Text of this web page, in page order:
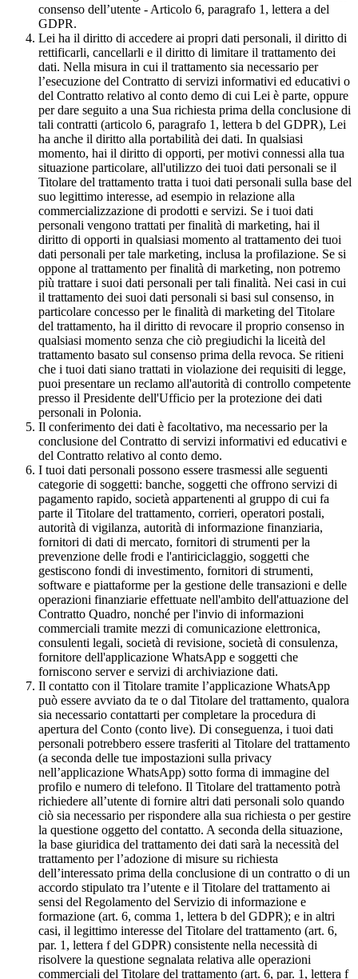
consenso dell’utente - Articolo 6, paragrafo 1, lettera a del
GDPR.
Lei ha il diritto di accedere ai propri dati personali, il diritto di
rettificarli, cancellarli e il diritto di limitare il trattamento dei
dati. Nella misura in cui il trattamento sia necessario per
l’esecuzione del Contratto di servizi informativi ed educativi o
del Contratto relativo al conto demo di cui Lei è parte, oppure
per dare seguito a una Sua richiesta prima della conclusione di
tali contratti (articolo 6, paragrafo 1, lettera b del GDPR), Lei
ha anche il diritto alla portabilità dei dati. In qualsiasi
momento, hai il diritto di opporti, per motivi connessi alla tua
situazione particolare, all'utilizzo dei tuoi dati personali se il
Titolare del trattamento tratta i tuoi dati personali sulla base del
suo legittimo interesse, ad esempio in relazione alla
commercializzazione di prodotti e servizi. Se i tuoi dati
personali vengono trattati per finalità di marketing, hai il
diritto di opporti in qualsiasi momento al trattamento dei tuoi
dati personali per tale marketing, inclusa la profilazione. Se si
oppone al trattamento per finalità di marketing, non potremo
più trattare i suoi dati personali per tali finalità. Nei casi in cui
il trattamento dei suoi dati personali si basi sul consenso, in
particolare concesso per le finalità di marketing del Titolare
del trattamento, ha il diritto di revocare il proprio consenso in
qualsiasi momento senza che ciò pregiudichi la liceità del
trattamento basato sul consenso prima della revoca. Se ritieni
che i tuoi dati siano trattati in violazione dei requisiti di legge,
puoi presentare un reclamo all'autorità di controllo competente
presso il Presidente dell'Ufficio per la protezione dei dati
personali in Polonia.
Il conferimento dei dati è facoltativo, ma necessario per la
conclusione del Contratto di servizi informativi ed educativi e
del Contratto relativo al conto demo.
I tuoi dati personali possono essere trasmessi alle seguenti
categorie di soggetti: banche, soggetti che offrono servizi di
pagamento rapido, società appartenenti al gruppo di cui fa
parte il Titolare del trattamento, corrieri, operatori postali,
autorità di vigilanza, autorità di informazione finanziaria,
fornitori di dati di mercato, fornitori di strumenti per la
prevenzione delle frodi e l'antiriciclaggio, soggetti che
gestiscono fondi di investimento, fornitori di strumenti,
software e piattaforme per la gestione delle transazioni e delle
operazioni finanziarie effettuate nell'ambito dell'attuazione del
Contratto Quadro, nonché per l'invio di informazioni
commerciali tramite mezzi di comunicazione elettronica,
consulenti legali, società di revisione, società di consulenza,
fornitore dell'applicazione WhatsApp e soggetti che
forniscono server e servizi di archiviazione dati.
Il contatto con il Titolare tramite l’applicazione WhatsApp
può essere avviato da te o dal Titolare del trattamento, qualora
sia necessario contattarti per completare la procedura di
apertura del Conto (conto live). Di conseguenza, i tuoi dati
personali potrebbero essere trasferiti al Titolare del trattamento
(a seconda delle tue impostazioni sulla privacy
nell’applicazione WhatsApp) sotto forma di immagine del
profilo e numero di telefono. Il Titolare del trattamento potrà
richiedere all’utente di fornire altri dati personali solo quando
ciò sia necessario per rispondere alla sua richiesta o per gestire
la questione oggetto del contatto. A seconda della situazione,
la base giuridica del trattamento dei dati sarà la necessità del
trattamento per l’adozione di misure su richiesta
dell’interessato prima della conclusione di un contratto o di un
accordo stipulato tra l’utente e il Titolare del trattamento ai
sensi del Regolamento del Servizio di informazione e
formazione (art. 6, comma 1, lettera b del GDPR); e in altri
casi, il legittimo interesse del Titolare del trattamento (art. 6,
par. 1, lettera f del GDPR) consistente nella necessità di
risolvere la questione segnalata relativa alle operazioni
commerciali del Titolare del trattamento (art. 6, par. 1, lettera f